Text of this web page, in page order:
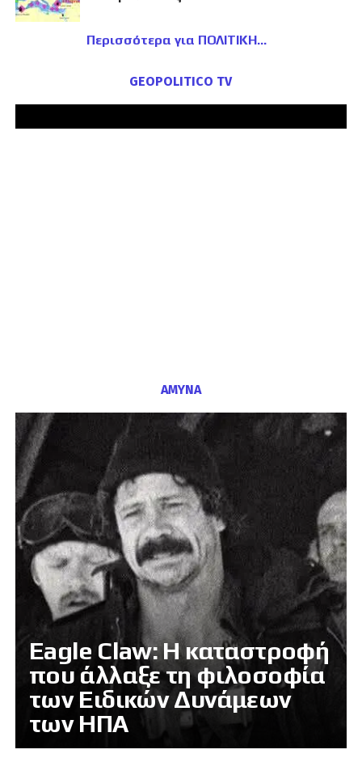
Περισσότερα για ΠΟΛΙΤΙΚΗ
GEOPOLITICO TV
ΑΜΥΝΑ
Eagle Claw: Η καταστροφή
που άλλαξε τη φιλοσοφία
των Ειδικών Δυνάμεων
των ΗΠΑ